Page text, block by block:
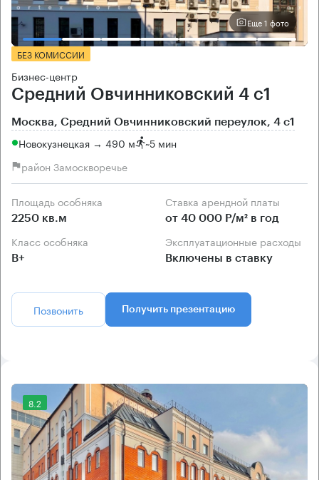
Еще 1 фото
БЕЗ КОМИССИИ
Бизнес-центр
Средний Овчинниковский 4 с1
Москва, Средний Овчинниковский переулок, 4 с1
Новокузнецкая → 490 м ~5 мин
район Замоскворечье
Площадь особняка
2250 кв.м
Ставка арендной платы
от 40 000 Р/м² в год
Класс особняка
B+
Эксплуатационные расходы
Включены в ставку
Позвонить Получить презентацию
8.2